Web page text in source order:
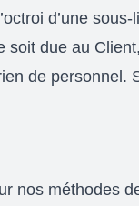
d’une
due au
de personnel.
nos méthodes